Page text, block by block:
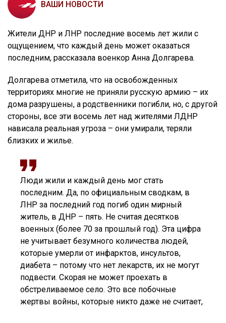
ВАШИ НОВОСТИ
Жители ДНР и ЛНР последние восемь лет жили с
ощущением, что каждый день может оказаться
последним, рассказала военкор Анна Долгарева.
Долгарева отметила, что на освобожденных
территориях многие не приняли русскую армию – их
дома разрушены, а родственники погибли, но, с другой
стороны, все эти восемь лет над жителями ЛДНР
нависала реальная угроза – они умирали, теряли
близких и жилье.
Люди жили и каждый день мог стать
последним. Да, по официальным сводкам, в
ЛНР за последний год погиб один мирный
житель, в ДНР – пять. Не считая десятков
военных (более 70 за прошлый год). Эта цифра
не учитывает безумного количества людей,
которые умерли от инфарктов, инсультов,
диабета – потому что нет лекарств, их не могут
подвести. Скорая не может проехать в
обстреливаемое село. Это все побочные
жертвы войны, которые никто даже не считает,